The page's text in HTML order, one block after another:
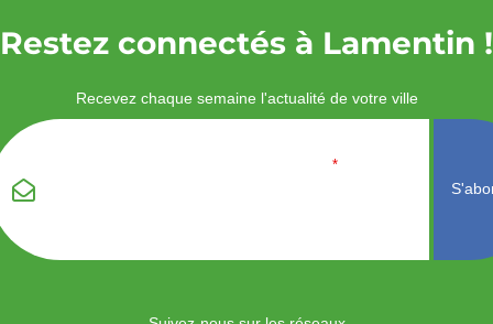
Restez connectés à Lamentin !
Recevez chaque semaine l'actualité de votre ville
*